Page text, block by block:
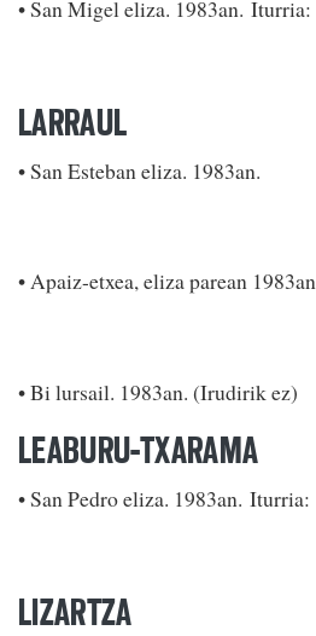
• San Migel eliza. 1983an.
LARRAUL
• San Esteban eliza. 1983an.
• Apaiz-etxea, eliza parean
• Bi lursail. 1983an. (Irudirik ez)
LEABURU-TXARAMA
• San Pedro eliza. 1983an.
LIZARTZA